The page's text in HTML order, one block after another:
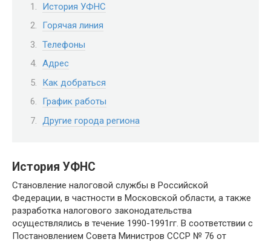
История УФНС
Горячая линия
Телефоны
Адрес
Как добраться
График работы
Другие города региона
История УФНС
Становление налоговой службы в Российской
Федерации, в частности в Московской области, а также
разработка налогового законодательства
осуществлялись в течение 1990-1991гг. В соответствии с
Постановлением Совета Министров СССР № 76 от